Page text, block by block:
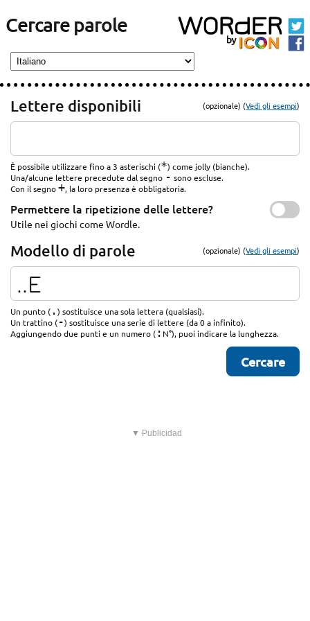
Cercare parole
Lettere disponibili (opzionale) (Vedi gli esempi)
È possibile utilizzare fino a 3 asterischi (*) come jolly (bianche).
Una/alcune lettere precedute dal segno - sono escluse.
Con il segno+, la loro presenza è obbligatoria.
Permettere la ripetizione delle lettere?
Utile nei giochi come Wordle.
Modello di parole (opzionale) (Vedi gli esempi)
Un punto (.) sostituisce una sola lettera (qualsiasi).
Un trattino (-) sostituisce una serie di lettere (da 0 a infinito).
Aggiungendo due punti e un numero (: N°), puoi indicare la lunghezza.
▼ Publicidad